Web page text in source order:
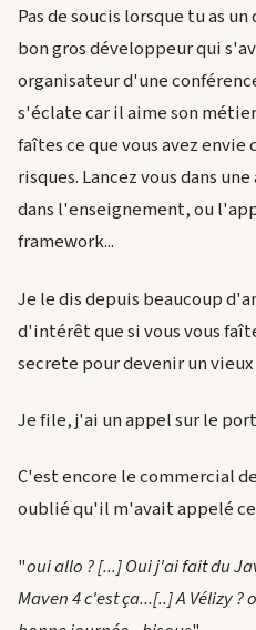
Pas de soucis lorsque tu as
bon gros développeur qui
organisateur d'une
s'éclate car il aime son
faîtes ce que vous avez envie
risques. Lancez vous dans
dans l'enseignement, ou
framework...
Je le dis depuis beaucoup
d'intérêt que si vous vous
secrete pour devenir un
Je file, j'ai un appel sur le
C'est encore le commercial
oublié qu'il m'avait appelé
"oui allo ? [...] Oui j'ai fait du
Maven 4 c'est ça...[..] A Vélizy